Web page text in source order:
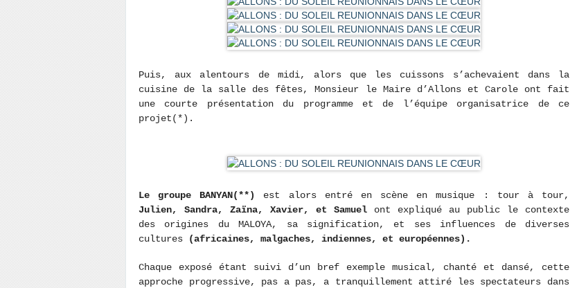
Puis, aux alentours de midi, alors que les cuissons s’achevaient dans la
cuisine de la salle des fêtes, Monsieur le Maire d’Allons et Carole ont fait
une courte présentation du programme et de l’équipe organisatrice de ce
projet(*).
Le groupe BANYAN(**)
est alors entré en scène en musique : tour à tour,
Julien, Sandra, Zaïna, Xavier, et Samuel ont expliqué au public le contexte
des origines du MALOYA, sa signification, et ses influences de diverses
cultures
(africaines, malgaches, indiennes, et européennes).
Chaque exposé étant suivi d’un bref exemple musical, chanté et dansé, cette
approche progressive, pas a pas, a tranquillement attiré les spectateurs dans